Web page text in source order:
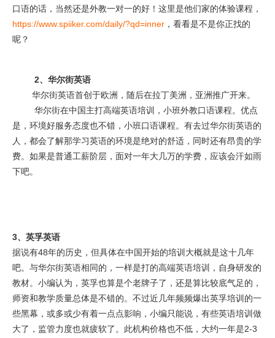
口语的话，当然还是外教一对一的好！这里是他们家的体验课程，
https://www.spiiker.com/daily/?qd=inner ，看看是不是你正找的
呢？
2、华尔街英语
华尔街英语首创于欧洲，随后在拉丁美洲，亚洲推广开来。
华尔街在中国主打高端英语培训，小班外教口语课程。优点
是，环境好服务态度也不错，小班口语课程。有去过华尔街英语的
人，都会了解那学习英语的环境是绝对的舒适，同时还有昂贵的学
费。如果是普通工薪阶层，面对一年大几万的学费，应该会汗如雨
下吧。
3、英孚英语
据说有48年的历史，但具体在中国开始的培训大概就是这十几年
吧。与华尔街英语相同的，一样是打的高端英语培训，自身研发的
教材。小编认为，英孚也算是个老牌子了，还是算比较底气足的，
师资和教学质量总体是不错的。不过近几年频频爆出英孚培训的一
些黑幕，或多或少有着一点点影响，小编只能说，有些英语培训做
大了，监管力度也就疲软了。此机构价格也不低，大约一年是2-3